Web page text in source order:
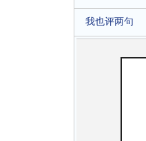
我也评两句